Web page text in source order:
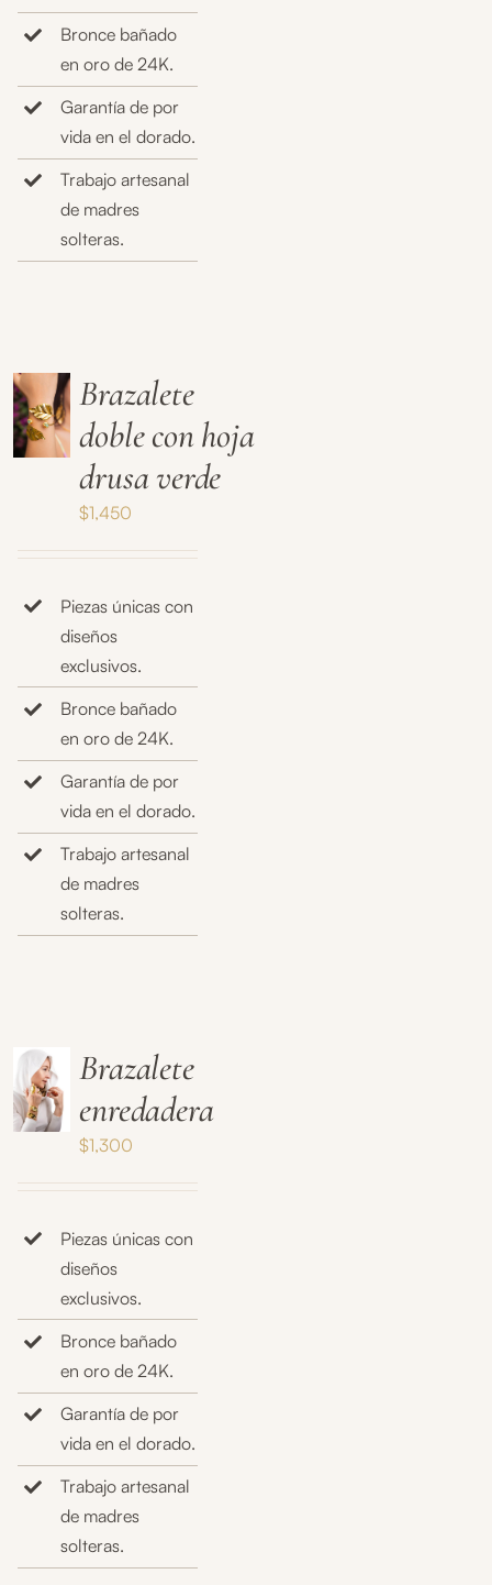
Bronce bañado
en oro de 24K.
Garantía de por
vida en el dorado.
Trabajo artesanal
de madres
solteras.
Brazalete
doble con hoja
drusa verde
$1,450
Piezas únicas con
diseños
exclusivos.
Bronce bañado
en oro de 24K.
Garantía de por
vida en el dorado.
Trabajo artesanal
de madres
solteras.
Brazalete
enredadera
$1,300
Piezas únicas con
diseños
exclusivos.
Bronce bañado
en oro de 24K.
Garantía de por
vida en el dorado.
Trabajo artesanal
de madres
solteras.